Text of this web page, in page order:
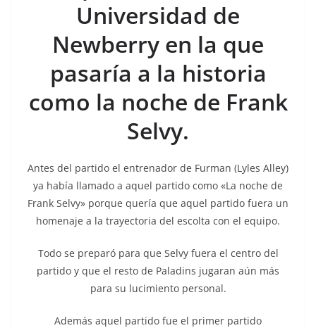
Universidad de
Newberry en la que
pasaría a la historia
como la noche de Frank
Selvy.
Antes del partido el entrenador de Furman (Lyles Alley)
ya había llamado a aquel partido como «La noche de
Frank Selvy» porque quería que aquel partido fuera un
homenaje a la trayectoria del escolta con el equipo.
Todo se preparó para que Selvy fuera el centro del
partido y que el resto de Paladins jugaran aún más
para su lucimiento personal.
Además aquel partido fue el primer partido